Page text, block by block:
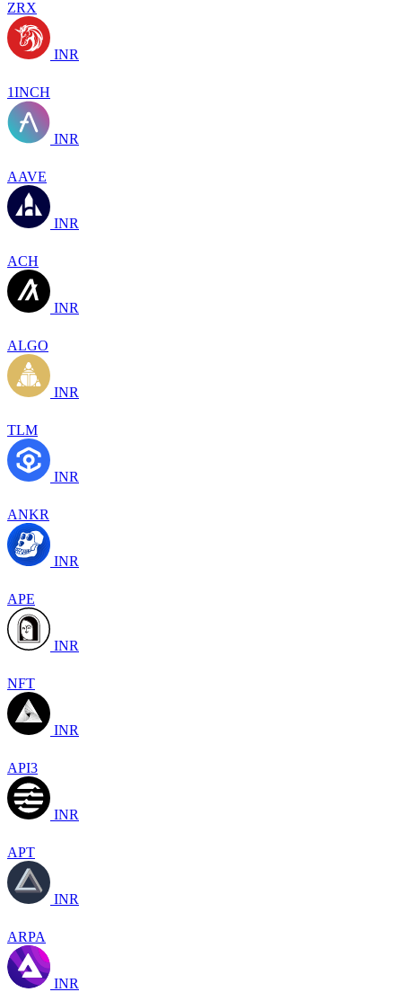
ZRX
INR
1INCH
INR
AAVE
INR
ACH
INR
ALGO
INR
TLM
INR
ANKR
INR
APE
INR
NFT
INR
API3
INR
APT
INR
ARPA
INR